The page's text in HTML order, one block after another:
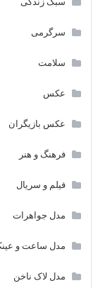
سرگرمی
سلامت
عکس
عکس بازیگران
فرهنگ و هنر
فیلم و سریال
مدل جواهرات
مدل ساعت و
مدل لاک ناخن